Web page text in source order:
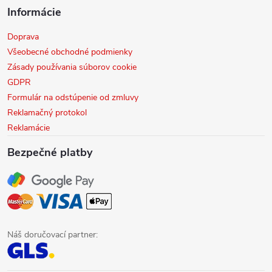
Informácie
Doprava
Všeobecné obchodné podmienky
Zásady používania súborov cookie
GDPR
Formulár na odstúpenie od zmluvy
Reklamačný protokol
Reklamácie
Bezpečné platby
Náš doručovací partner: